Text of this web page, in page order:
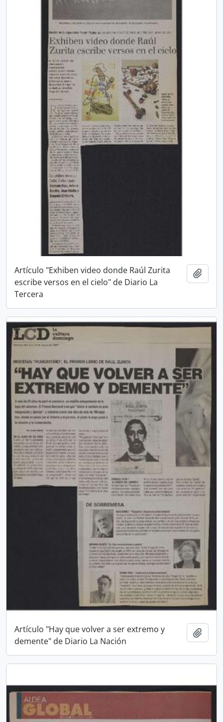
Artículo "Exhiben video donde Raúl Zurita
escribe versos en el cielo" de Diario La
Tercera
Artículo "Hay que volver a ser extremo y
demente" de Diario La Nación